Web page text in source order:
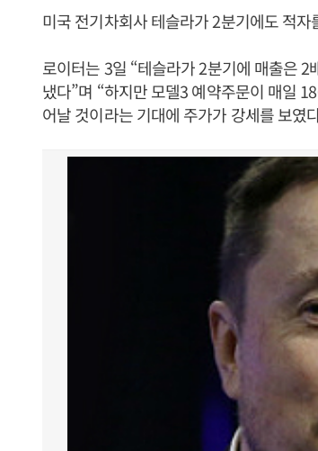
미국 전기차회사 테슬라가 2분기에도 적
로이터는 3일 “테슬라가 2분기에 매출은
냈다”며 “하지만 모델3 예약주문이 매일
어날 것이라는 기대에 주가가 강세를 보였